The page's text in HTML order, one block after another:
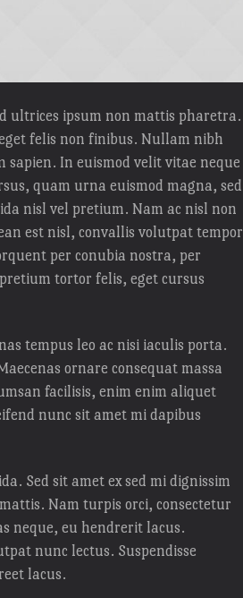
ultrices ipsum non mattis pharetra.
felis non finibus. Nullam nibh
In euismod velit vitae neque
quam urna euismod magna, sed
nisl vel pretium. Nam ac nisl non
est nisl, convallis volutpat tempor
per conubia nostra, per
tortor felis, eget cursus
tempus leo ac nisi iaculis porta.
ornare consequat massa
facilisis, enim enim aliquet
nunc sit amet mi dapibus
Sed sit amet ex sed mi dignissim
Nam turpis orci, consectetur
neque, eu hendrerit lacus.
nunc lectus. Suspendisse
lacus.